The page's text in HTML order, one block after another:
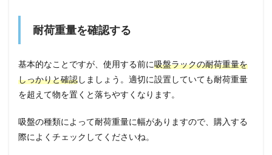
耐荷重量を確認する
基本的なことですが、使用する前に吸盤ラックの耐荷重量を
しっかりと確認しましょう。適切に設置していても耐荷重量
を超えて物を置くと落ちやすくなります。
吸盤の種類によって耐荷重量に幅がありますので、購入する
際によくチェックしてくださいね。